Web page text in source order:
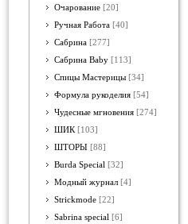
Очарование [20]
Ручная Работа [40]
Сабрина [277]
Сабрина Baby [113]
Спицы Мастерицы [34]
Формула рукоделия [54]
Чудесные мгновения [274]
ШИК [103]
ШТОРЫ [88]
Burda Special [32]
Модный журнал [4]
Strickmode [22]
Sabrina special [6]